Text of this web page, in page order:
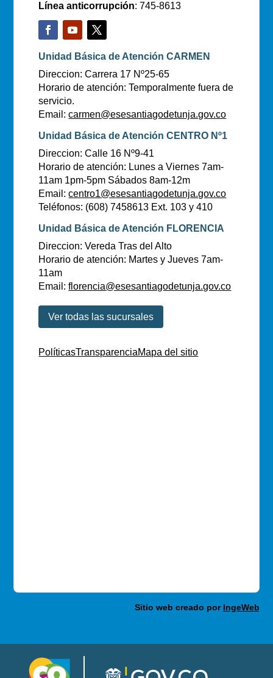
Línea anticorrupción: 745-8613
Unidad Básica de Atención CARMEN
Direccion: Carrera 17 Nº25-65
Horario de atención: Temporalmente fuera de
servicio.
Email:carmen@esesantiagodetunja.gov.co
Unidad Básica de Atención CENTRO Nº1
Direccion: Calle 16 Nº9-41
Horario de atención: Lunes a Viernes 7am-
11am 1pm-5pm Sábados 8am-12m
Email:centro1@esesantiagodetunja.gov.co
Teléfonos: (608) 7458613 Ext. 103 y 410
Unidad Básica de Atención FLORENCIA
Direccion: Vereda Tras del Alto
Horario de atención: Martes y Jueves 7am-
11am
Email:florencia@esesantiagodetunja.gov.co
Ver todas las sucursales
PolíticasTransparenciaMapa del sitio
Sitio web creado por IngeWeb